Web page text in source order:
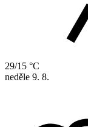
29/15 °C
neděle 9. 8.